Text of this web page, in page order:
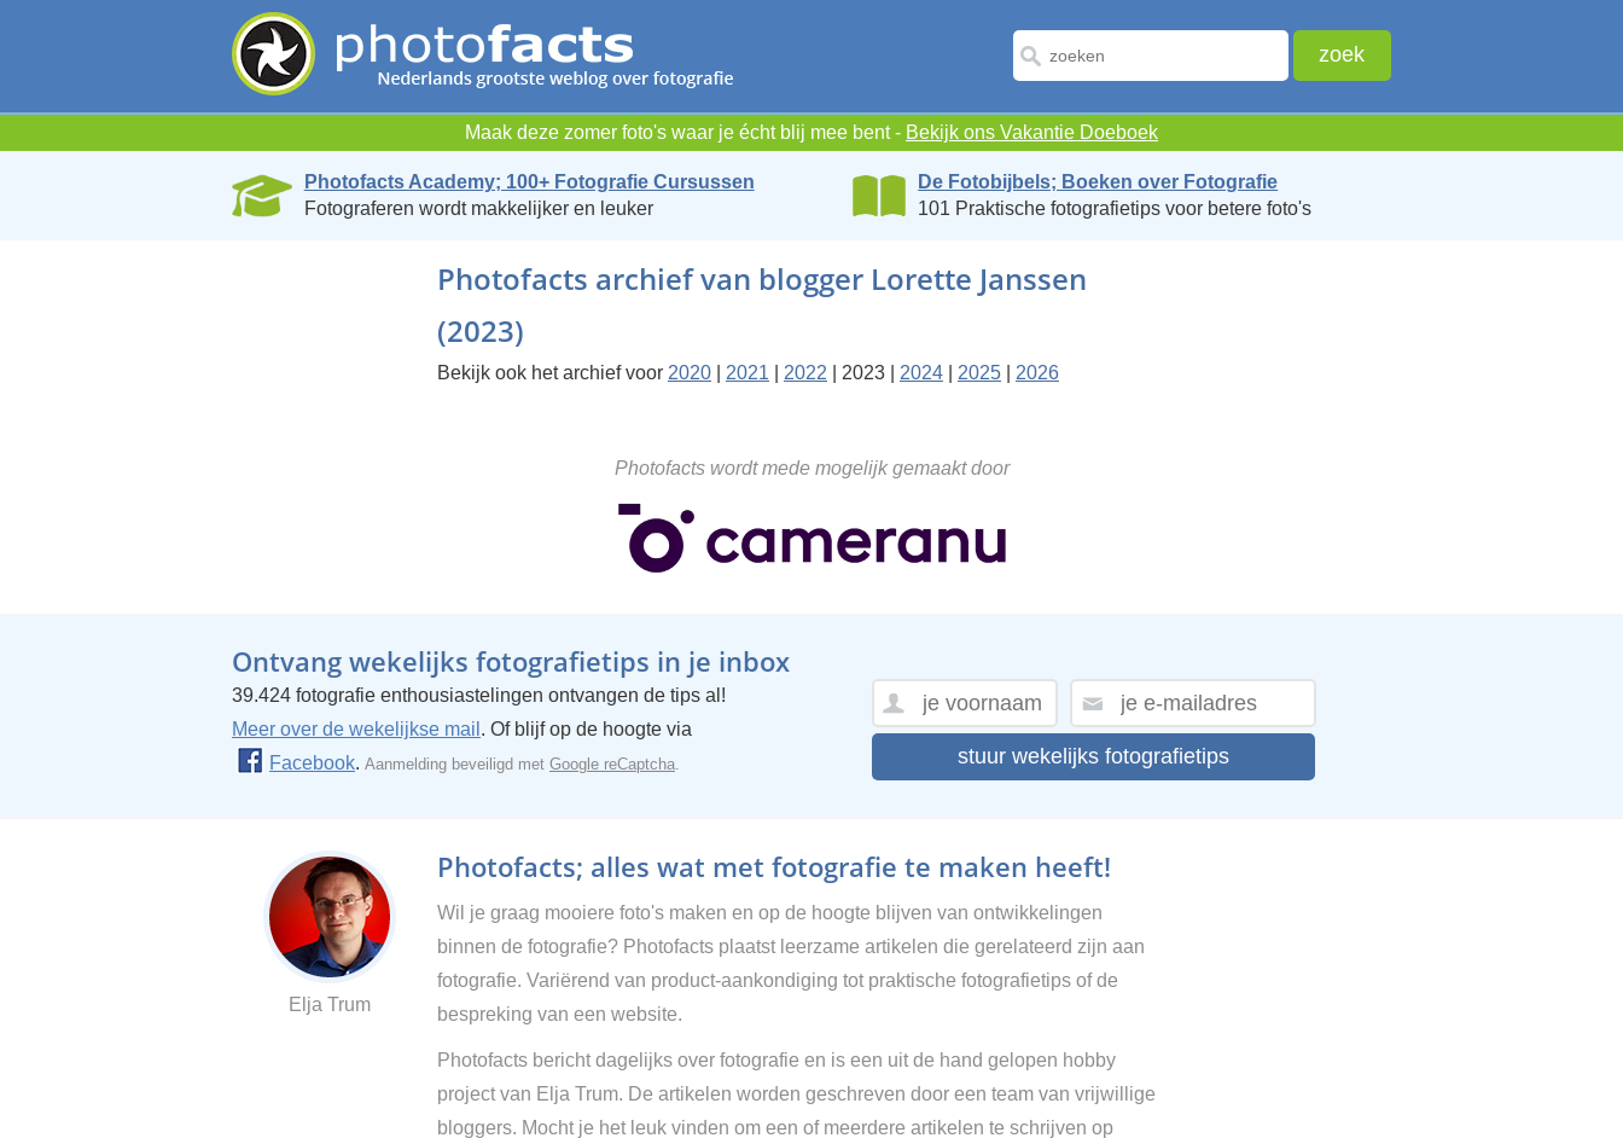
Maak deze zomer foto's waar je écht blij mee bent - Bekijk ons Vakantie Doeboek
Photofacts Academy; 100+ Fotografie Cursussen
Fotograferen wordt makkelijker en leuker
De Fotobijbels; Boeken over Fotografie
101 Praktische fotografietips voor betere foto's
Photofacts archief van blogger Lorette Janssen
(2023)
Bekijk ook het archief voor 2020 2021 2022 | 2023 | 2024 2025 2026
Photofacts wordt mede mogelijk gemaakt door
Ontvang wekelijks fotografietips in je inbox
39.424 fotografie enthousiastelingen ontvangen de tips al!
Meer over de wekelijkse mail . Of blijf op de hoogte via
Facebook. Aanmelding beveiligd met Google reCaptcha. stuur wekelijks fotografietips
Elja Trum
Photofacts; alles wat met fotografie te maken heeft!
Wil je graag mooiere foto's maken en op de hoogte blijven van ontwikkelingen
binnen de fotografie? Photofacts plaatst leerzame artikelen die gerelateerd zijn aan
fotografie. Variërend van product-aankondiging tot praktische fotografietips of de
bespreking van een website.
Photofacts bericht dagelijks over fotografie en is een uit de hand gelopen hobby
project van Elja Trum. De artikelen worden geschreven door een team van vrijwillige
bloggers. Mocht je het leuk vinden om een of meerdere artikelen te schrijven op